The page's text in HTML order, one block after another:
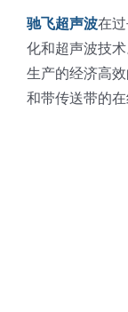
驰飞超声波在
化和超声波技
生产的经济高
和带传送带的在